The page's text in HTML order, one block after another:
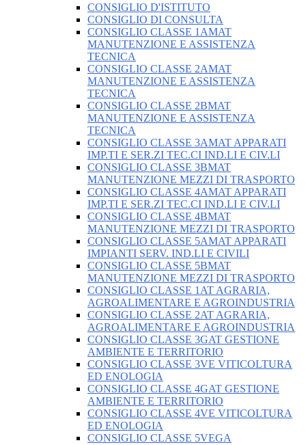
CONSIGLIO D'ISTITUTO
CONSIGLIO DI CONSULTA
CONSIGLIO CLASSE 1AMAT
MANUTENZIONE E ASSISTENZA
TECNICA
CONSIGLIO CLASSE 2AMAT
MANUTENZIONE E ASSISTENZA
TECNICA
CONSIGLIO CLASSE 2BMAT
MANUTENZIONE E ASSISTENZA
TECNICA
CONSIGLIO CLASSE 3AMAT APPARATI
IMP.TI E SER.ZI TEC.CI IND.LI E CIV.LI
CONSIGLIO CLASSE 3BMAT
MANUTENZIONE MEZZI DI TRASPORTO
CONSIGLIO CLASSE 4AMAT APPARATI
IMP.TI E SER.ZI TEC.CI IND.LI E CIV.LI
CONSIGLIO CLASSE 4BMAT
MANUTENZIONE MEZZI DI TRASPORTO
CONSIGLIO CLASSE 5AMAT APPARATI
IMPIANTI SERV. IND.LI E CIVILI
CONSIGLIO CLASSE 5BMAT
MANUTENZIONE MEZZI DI TRASPORTO
CONSIGLIO CLASSE 1AT AGRARIA,
AGROALIMENTARE E AGROINDUSTRIA
CONSIGLIO CLASSE 2AT AGRARIA,
AGROALIMENTARE E AGROINDUSTRIA
CONSIGLIO CLASSE 3GAT GESTIONE
AMBIENTE E TERRITORIO
CONSIGLIO CLASSE 3VE VITICOLTURA
ED ENOLOGIA
CONSIGLIO CLASSE 4GAT GESTIONE
AMBIENTE E TERRITORIO
CONSIGLIO CLASSE 4VE VITICOLTURA
ED ENOLOGIA
CONSIGLIO CLASSE 5VEGA